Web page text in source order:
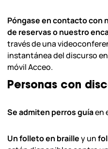
Póngase en contacto con
de reservas o nuestro
través de una
instantánea del discurso
móvil Acceo.
Personas con
Se admiten perros guíaen
Un folleto en brailley un